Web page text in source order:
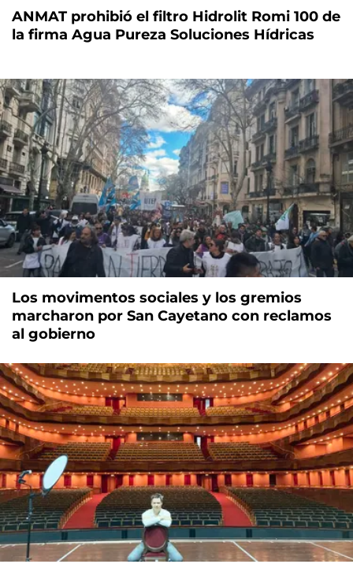
ANMAT prohibió el filtro Hidrolit Romi 100 de
la firma Agua Pureza Soluciones Hídricas
Los movimentos sociales y los gremios
marcharon por San Cayetano con reclamos
al gobierno